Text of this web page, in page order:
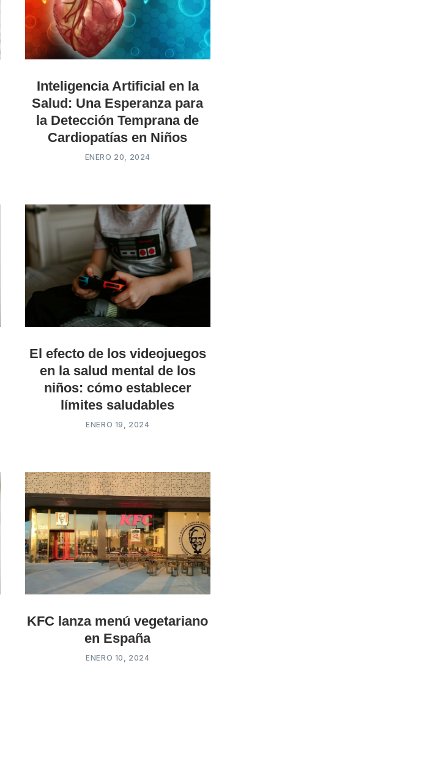
Inteligencia Artificial en la
Salud: Una Esperanza para
la Detección Temprana de
Cardiopatías en Niños
ENERO 20, 2024
El efecto de los videojuegos
en la salud mental de los
niños: cómo establecer
límites saludables
ENERO 19, 2024
KFC lanza menú vegetariano
en España
ENERO 10, 2024